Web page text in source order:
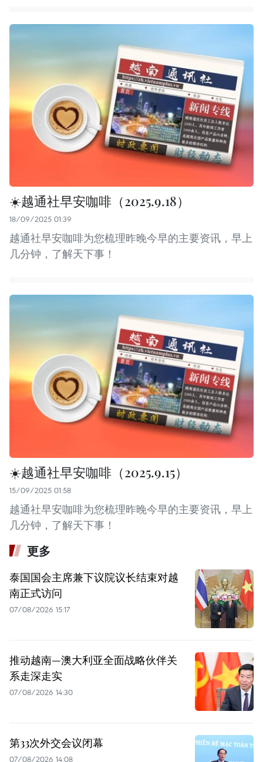
☀️越通社早安咖啡（2025.9.18）
18/09/2025 01:39
越通社早安咖啡为您梳理昨晚今早的主要资讯，早上
几分钟，了解天下事！
☀️越通社早安咖啡（2025.9.15）
15/09/2025 01:58
越通社早安咖啡为您梳理昨晚今早的主要资讯，早上
几分钟，了解天下事！
更多
泰国国会主席兼下议院议长结束对越
南正式访问
07/08/2026 15:17
推动越南—澳大利亚全面战略伙伴关
系走深走实
07/08/2026 14:30
第33次外交会议闭幕
07/08/2026 14:08